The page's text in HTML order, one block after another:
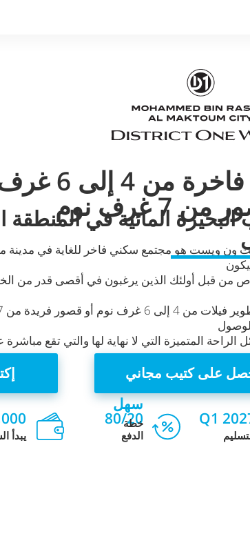
ون ويست هو مجتمع سكني فاخر للغاية في مدينة
من قبل أولئك الذين يرغبون في أقصى قدر من
الراحة المتميزة التي لا نهاية لها والتي تقع
فلل فاخرة من
7 غرف نوم
على كتيب مجاني
البحيرة المائية في المنطقة
يبدأ
سهل
80/20
خطة
الدفع
Q1